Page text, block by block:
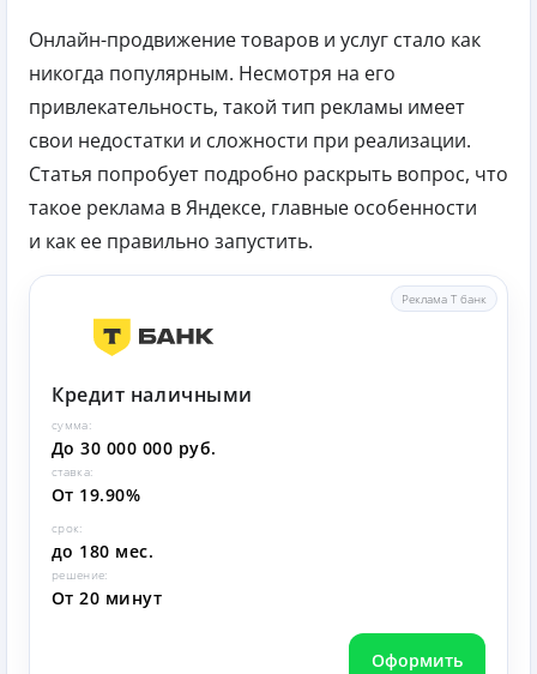
Онлайн-продвижение товаров и услуг стало как
никогда популярным. Несмотря на его
привлекательность, такой тип рекламы имеет
свои недостатки и сложности при реализации.
Статья попробует подробно раскрыть вопрос, что
такое реклама в Яндексе, главные особенности
и как ее правильно запустить.
Реклама Т банк
Кредит наличными
сумма:
До 30 000 000 руб.
ставка:
От 19.90%
срок:
до 180 мес.
решение:
От 20 минут
Оформить